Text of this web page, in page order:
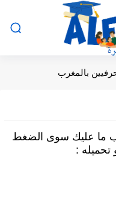
بالمغرب
ما عليك سوى الضغط
تحميله :